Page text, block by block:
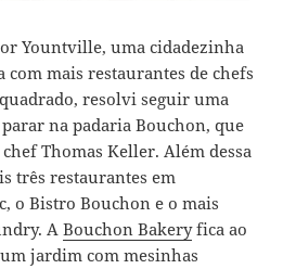
Yountville, uma cidadezinha
mais restaurantes de chefs
resolvi seguir uma
parar na padaria Bouchon, que
Thomas Keller. Além dessa
três restaurantes em
o Bistro Bouchon e o mais
ABouchon Bakeryfica ao
jardim com mesinhas